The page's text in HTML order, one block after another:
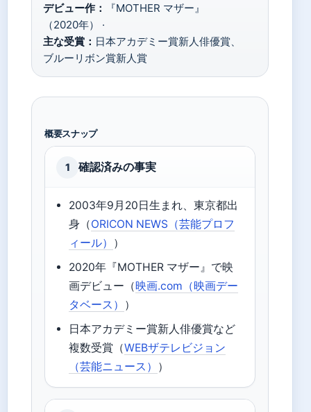
デビュー作：
『MOTHER マザー』
（2020年） ·
主な受賞： 日本アカデミー賞新人俳優賞、
ブルーリボン賞新人賞
概要スナップ
1 確認済みの事実
2003年9月20日生まれ、東京都出
身（ORICON NEWS（芸能プロフ
ィール） ）
2020年『MOTHER マザー』で映
画デビュー（映画.com（映画デー
タベース） ）
日本アカデミー賞新人俳優賞など
複数受賞（WEBザテレビジョン
（芸能ニュース） ）